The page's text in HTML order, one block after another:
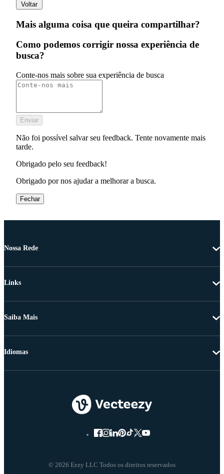
Voltar
Mais alguma coisa que queira compartilhar?
Como podemos corrigir nossa experiência de
busca?
Conte-nos mais sobre sua experiência de busca
Enviar
Não foi possível salvar seu feedback. Tente novamente mais
tarde.
Obrigado pelo seu feedback!
Obrigado por nos ajudar a melhorar a busca.
Fechar
Nossa Rede
Links
Saiba Mais
© 2026 Eezy LLC Todos os direitos reservados
Idiomas